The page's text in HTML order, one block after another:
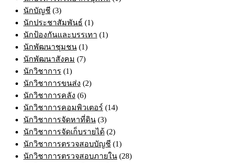
นักบัญชี (3)
นักประชาสัมพันธ์ (1)
นักป้องกันและบรรเทา (1)
นักพัฒนาชุมชน (1)
นักพัฒนาสังคม (7)
นักวิชาการ (1)
นักวิชาการขนส่ง (2)
นักวิชาการคลัง (6)
นักวิชาการคอมพิวเตอร์ (14)
นักวิชาการจัดหาที่ดิน (3)
นักวิชาการจัดเก็บรายได้ (2)
นักวิชาการตรวจสอบบัญชี (1)
นักวิชาการตรวจสอบภายใน (28)